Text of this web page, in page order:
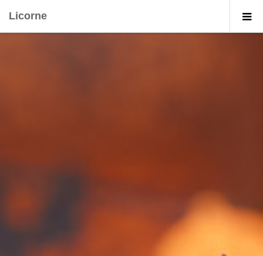
Licorne